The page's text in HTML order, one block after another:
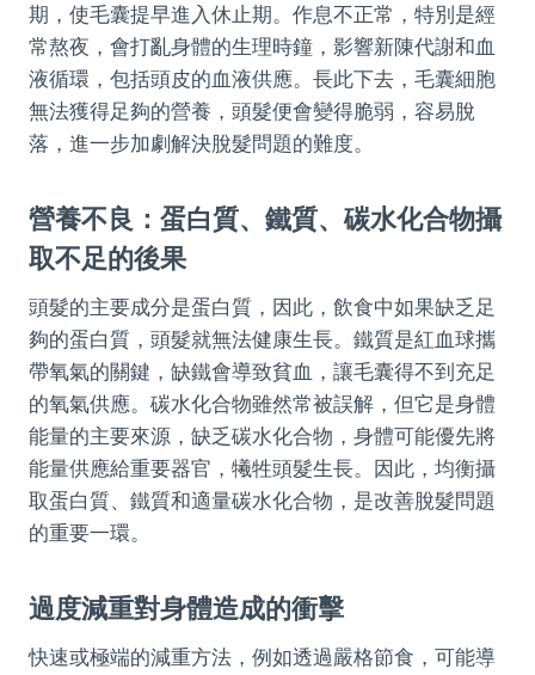
期，使毛囊提早進入休止期。作息不正常，特別是經
常熬夜，會打亂身體的生理時鐘，影響新陳代謝和血
液循環，包括頭皮的血液供應。長此下去，毛囊細胞
無法獲得足夠的營養，頭髮便會變得脆弱，容易脫
落，進一步加劇解決脫髮問題的難度。
營養不良：蛋白質、鐵質、碳水化合物攝
取不足的後果
頭髮的主要成分是蛋白質，因此，飲食中如果缺乏足
夠的蛋白質，頭髮就無法健康生長。鐵質是紅血球攜
帶氧氣的關鍵，缺鐵會導致貧血，讓毛囊得不到充足
的氧氣供應。碳水化合物雖然常被誤解，但它是身體
能量的主要來源，缺乏碳水化合物，身體可能優先將
能量供應給重要器官，犧牲頭髮生長。因此，均衡攝
取蛋白質、鐵質和適量碳水化合物，是改善脫髮問題
的重要一環。
過度減重對身體造成的衝擊
快速或極端的減重方法，例如透過嚴格節食，可能導